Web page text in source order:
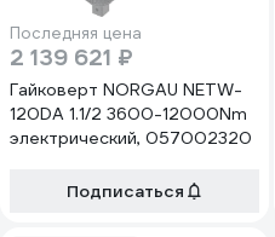
Последняя цена
2 139 621 ₽
Гайковерт NORGAU NETW-
120DA 1.1/2 3600-12000Nm
электрический, 057002320
Подписаться